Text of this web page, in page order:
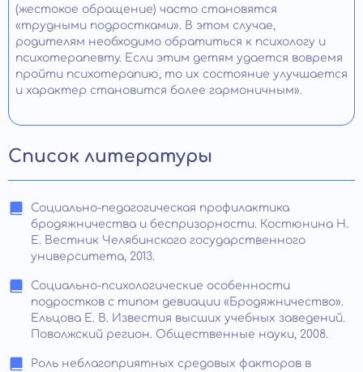
(жестокое обращение) часто становятся
«трудными подростками». В этом случае,
родителям необходимо обратиться к психологу и
психотерапевту. Если этим детям удается вовремя
пройти психотерапию, то их состояние улучшается
и характер становится более гармоничным».
Список литературы
Социально-педагогическая профилактика
бродяжничества и беспризорности. Костюнина Н.
Е. Вестник Челябинского государственного
университета, 2013.
Социально-психологические особенности
подростков с типом девиации «Бродяжничество».
Ельцова Е. В. Известия высших учебных заведений.
Поволжский регион. Общественные науки, 2008.
Роль неблагоприятных средовых факторов в